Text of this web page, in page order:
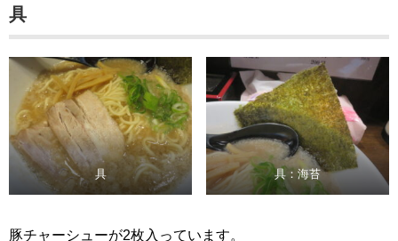
具
具 具：海苔
豚チャーシューが2枚入っています。